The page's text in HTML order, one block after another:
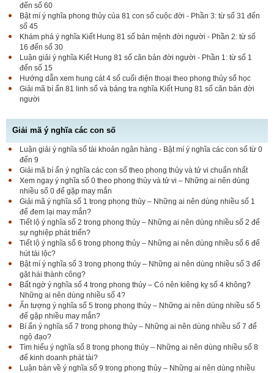
đến số 60
Bật mí ý nghĩa phong thủy của 81 con số cuộc đời - Phần 3: từ số 31 đến
số 45
Khám phá ý nghĩa Kiết Hung 81 số bản mệnh đời người - Phần 2: từ số
16 đến số 30
Luận giải ý nghĩa Kiết Hung 81 số căn bản đời người - Phần 1: từ số 1
đến số 15
Hướng dẫn xem hung cát 4 số cuối điện thoại theo phong thủy số học
Giải mã bí ẩn 81 linh số và bảng tra nghĩa Kiết Hung 81 số căn bản đời
người
Giải mã ý nghĩa các con số
Luận giải ý nghĩa số tài khoản ngân hàng - Bật mí ý nghĩa các con số từ 0
đến 9
Giải mã bí ẩn ý nghĩa các con số theo phong thủy và tử vi chuẩn nhất
Xem ngay ý nghĩa số 0 theo phong thủy và tử vi – Những ai nên dùng
nhiều số 0 để gặp may mắn
Giải mã ý nghĩa số 1 trong phong thủy – Những ai nên dùng nhiều số 1
để đem lại may mắn?
Tiết lộ ý nghĩa số 2 trong phong thủy – Những ai nên dùng nhiều số 2 để
sự nghiệp phát triển?
Tiết lộ ý nghĩa số 6 trong phong thủy – Những ai nên dùng nhiều số 6 để
hút tài lộc?
Bật mí ý nghĩa số 3 trong phong thủy – Những ai nên dùng nhiều số 3 để
gặt hái thành công?
Bất ngờ ý nghĩa số 4 trong phong thủy – Có nên kiêng kỵ số 4 không?
Những ai nên dùng nhiều số 4?
Ấn tượng ý nghĩa số 5 trong phong thủy – Những ai nên dùng nhiều số 5
để gặp nhiều may mắn?
Bí ẩn ý nghĩa số 7 trong phong thủy – Những ai nên dùng nhiều số 7 để
ngộ đạo?
Tìm hiểu ý nghĩa số 8 trong phong thủy – Những ai nên dùng nhiều số 8
để kinh doanh phát tài?
Luận bàn về ý nghĩa số 9 trong phong thủy – Những ai nên dùng nhiều